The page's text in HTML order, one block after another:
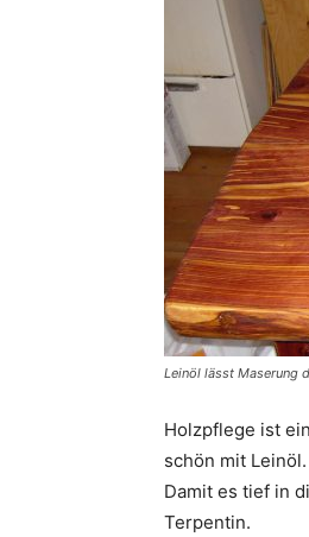
Leinöl lässt Maserung
Holzpflege ist
schön mit
Damit es tief in
Terpentin.